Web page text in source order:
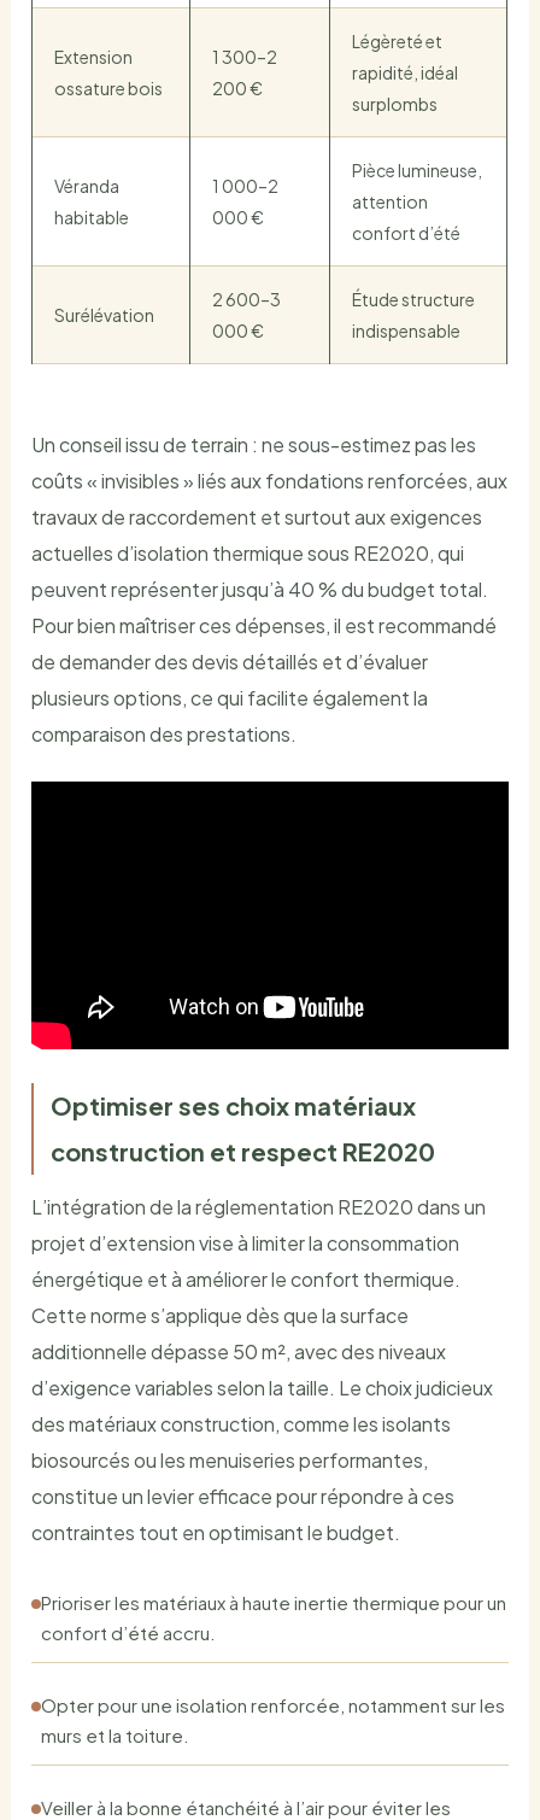
Extension
ossature bois
1 300–2
200 €
Légèreté et
rapidité, idéal
surplombs
Véranda
habitable
1 000–2
000 €
Pièce lumineuse,
attention
confort d’été
Surélévation
2 600–3
000 €
Étude structure
indispensable
Un conseil issu de terrain : ne sous-estimez pas les
coûts « invisibles » liés aux fondations renforcées, aux
travaux de raccordement et surtout aux exigences
actuelles d’isolation thermique sous RE2020, qui
peuvent représenter jusqu’à 40 % du budget total.
Pour bien maîtriser ces dépenses, il est recommandé
de demander des devis détaillés et d’évaluer
plusieurs options, ce qui facilite également la
comparaison des prestations.
Optimiser ses choix matériaux
construction et respect RE2020
L’intégration de la réglementation RE2020 dans un
projet d’extension vise à limiter la consommation
énergétique et à améliorer le confort thermique.
Cette norme s’applique dès que la surface
additionnelle dépasse 50 m², avec des niveaux
d’exigence variables selon la taille. Le choix judicieux
des matériaux construction, comme les isolants
biosourcés ou les menuiseries performantes,
constitue un levier efficace pour répondre à ces
contraintes tout en optimisant le budget.
Prioriser les matériaux à haute inertie thermique pour un
confort d’été accru.
Opter pour une isolation renforcée, notamment sur les
murs et la toiture.
Veiller à la bonne étanchéité à l’air pour éviter les